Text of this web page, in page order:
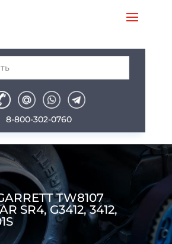
8-800-302-0760
TW8107
SR4, G3412, 3412,